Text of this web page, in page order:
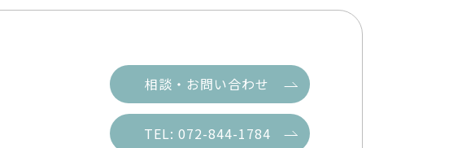
相談・お問い合わせ
TEL: 072-844-1784